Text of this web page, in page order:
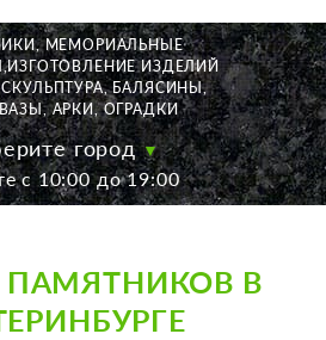
с 10:00 до 19:00
по договор.
МЕМОРИАЛЬНЫЕ
ИЗДЕЛИЙ
БАЛЯСИНЫ,
АРКИ, ОГРАДКИ
город
с 10:00 до 19:00
ПАМЯТНИКОВ В